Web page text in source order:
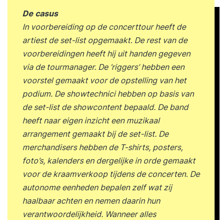
De casus
In voorbereiding op de concerttour heeft de
artiest de set-list opgemaakt. De rest van de
voorbereidingen heeft hij uit handen gegeven
via de tourmanager. De ‘riggers’ hebben een
voorstel gemaakt voor de opstelling van het
podium. De showtechnici hebben op basis van
de set-list de showcontent bepaald. De band
heeft naar eigen inzicht een muzikaal
arrangement gemaakt bij de set-list. De
merchandisers hebben de T-shirts, posters,
foto’s, kalenders en dergelijke in orde gemaakt
voor de kraamverkoop tijdens de concerten. De
autonome eenheden bepalen zelf wat zij
haalbaar achten en nemen daarin hun
verantwoordelijkheid. Wanneer alles